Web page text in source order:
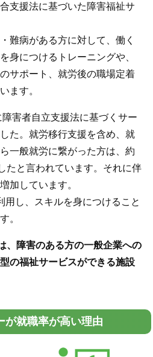
支援法に基づいた障害福祉サ
難病がある方に対して、働く
身につけるトレーニングや、
サポート、就労後の職場定着
ます。
害者自立支援法に基づくサー
た。就労移行支援を含め、就
一般就労に繋がった方は、約
たと言われています。それに伴
加しています。
用し、スキルを身につけること
。
、障害のある方の一般企業への
の福祉サービスができる施設
が就職率が高い理由